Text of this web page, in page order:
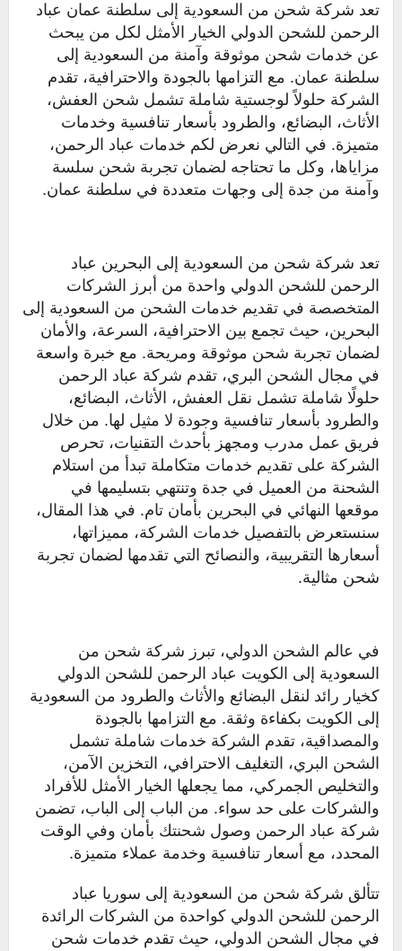
تعد شركة شحن من السعودية إلى سلطنة عمان عباد
الرحمن للشحن الدولي الخيار الأمثل لكل من يبحث
عن خدمات شحن موثوقة وآمنة من السعودية إلى
سلطنة عمان. مع التزامها بالجودة والاحترافية، تقدم
الشركة حلولاً لوجستية شاملة تشمل شحن العفش،
الأثاث، البضائع، والطرود بأسعار تنافسية وخدمات
متميزة. في التالي نعرض لكم خدمات عباد الرحمن،
مزاياها، وكل ما تحتاجه لضمان تجربة شحن سلسة
وآمنة من جدة إلى وجهات متعددة في سلطنة عمان.
تعد شركة شحن من السعودية إلى البحرين عباد
الرحمن للشحن الدولي واحدة من أبرز الشركات
المتخصصة في تقديم خدمات الشحن من السعودية إلى
البحرين، حيث تجمع بين الاحترافية، السرعة، والأمان
لضمان تجربة شحن موثوقة ومريحة. مع خبرة واسعة
في مجال الشحن البري، تقدم شركة عباد الرحمن
حلولًا شاملة تشمل نقل العفش، الأثاث، البضائع،
والطرود بأسعار تنافسية وجودة لا مثيل لها. من خلال
فريق عمل مدرب ومجهز بأحدث التقنيات، تحرص
الشركة على تقديم خدمات متكاملة تبدأ من استلام
الشحنة من العميل في جدة وتنتهي بتسليمها في
موقعها النهائي في البحرين بأمان تام. في هذا المقال،
سنستعرض بالتفصيل خدمات الشركة، مميزاتها،
أسعارها التقريبية، والنصائح التي تقدمها لضمان تجربة
شحن مثالية.
في عالم الشحن الدولي، تبرز شركة شحن من
السعودية إلى الكويت عباد الرحمن للشحن الدولي
كخيار رائد لنقل البضائع والأثاث والطرود من السعودية
إلى الكويت بكفاءة وثقة. مع التزامها بالجودة
والمصداقية، تقدم الشركة خدمات شاملة تشمل
الشحن البري، التغليف الاحترافي، التخزين الآمن،
والتخليص الجمركي، مما يجعلها الخيار الأمثل للأفراد
والشركات على حد سواء. من الباب إلى الباب، تضمن
شركة عباد الرحمن وصول شحنتك بأمان وفي الوقت
المحدد، مع أسعار تنافسية وخدمة عملاء متميزة.
تتألق شركة شحن من السعودية إلى سوريا عباد
الرحمن للشحن الدولي كواحدة من الشركات الرائدة
في مجال الشحن الدولي، حيث تقدم خدمات شحن